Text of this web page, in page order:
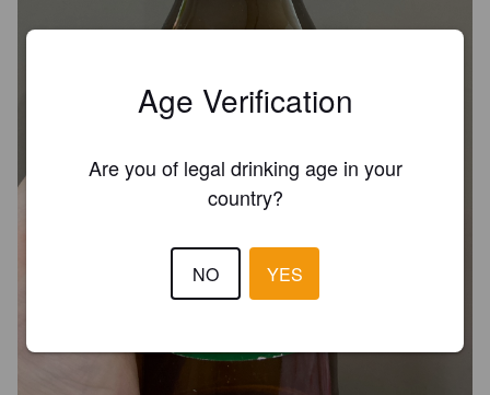
Age Verification
Are you of legal drinking age in your
country?
NO YES